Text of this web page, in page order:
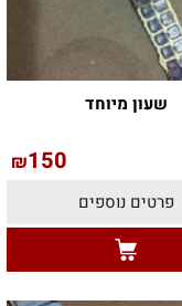
שעון מיוחד
₪150
פרטים נוספים